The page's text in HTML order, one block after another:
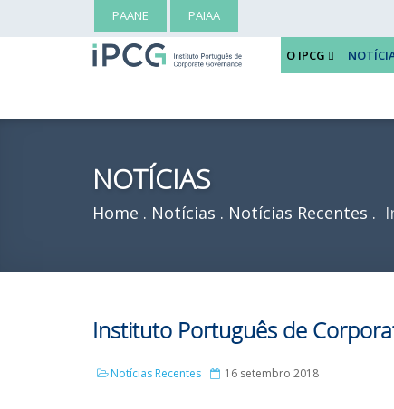
PAANE PAIAA
O IPCG
NOTÍCIAS
Home Notícias Notícias Recentes
Instituto Português de
Notícias Recentes 16 setembro 2018